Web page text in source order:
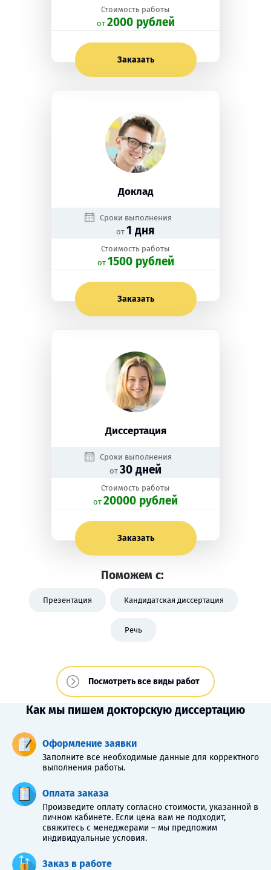
Стоимость работы
oт 2000 рублей
Заказать
Доклад
Сроки выполнения
от 1 дня
Стоимость работы
oт 1500 рублей
Заказать
Диссертация
Сроки выполнения
от 30 дней
Стоимость работы
oт 20000 рублей
Заказать
Поможем с:
Презентация Кандидатская диссертация
Речь
Посмотреть все виды работ
Как мы пишем докторскую диссертацию
Оформление заявки
Заполните все необходимые данные для корректного
выполнения работы.
Оплата заказа
Произведите оплату согласно стоимости, указанной в
личном кабинете. Если цена вам не подходит,
свяжитесь с менеджерами – мы предложим
индивидуальные условия.
Заказ в работе